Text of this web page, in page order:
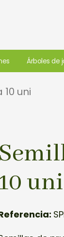
Árboles de
uni
uni